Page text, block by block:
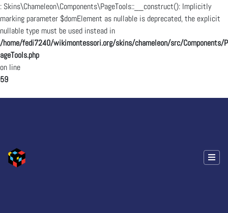
: Skins\Chameleon\Components\PageTools::__construct(): Implicitly
marking parameter $domElement as nullable is deprecated, the explicit
nullable type must be used instead in
/home/fedi7240/wikimontessori.org/skins/chameleon/src/Components/P
ageTools.php
on line
59